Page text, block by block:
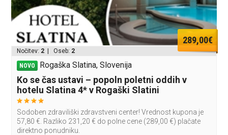
289,00€
Nočitev: 2 | Oseb: 2
NOVO Rogaška Slatina, Slovenija
Ko se čas ustavi – popoln poletni oddih v
hotelu Slatina 4* v Rogaški Slatini
Sodoben zdraviliški zdravstveni center! Vrednost kupona je
57,80 €. Razliko 231,20 € do polne cene (289,00 €) plačate
direktno ponudniku.